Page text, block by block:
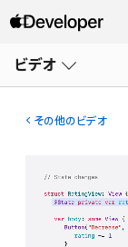
ビデオ
ー
その他のビデオ